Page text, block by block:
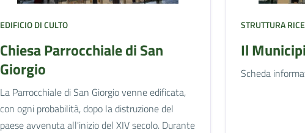
EDIFICIO DI CULTO
Chiesa Parrocchiale di San
Giorgio
La Parrocchiale di San Giorgio venne edificata,
con ogni probabilità, dopo la distruzione del
paese avvenuta all'inizio del XIV secolo. Durante
STRUTTURA
Il
Scheda